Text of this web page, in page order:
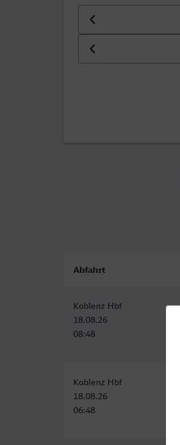
Datum der Hinfahrt
Uhrzeit der Hinfahrt
Abfahrt
Koblenz Hbf
18.08.26
08:48
Koblenz Hbf
18.08.26
06:48